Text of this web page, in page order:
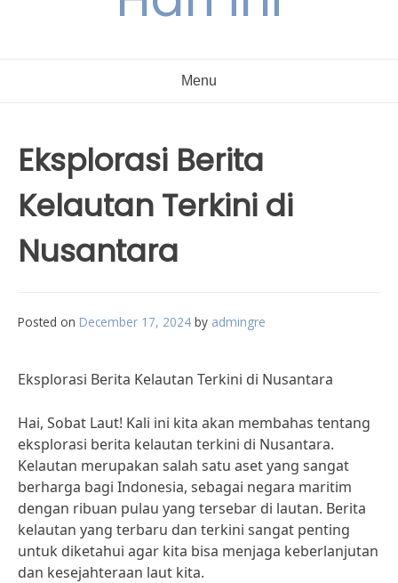
Menu
Eksplorasi Berita
Kelautan Terkini di
Nusantara
Posted on December 17, 2024 by admingre
Eksplorasi Berita Kelautan Terkini di Nusantara
Hai, Sobat Laut! Kali ini kita akan membahas tentang
eksplorasi berita kelautan terkini di Nusantara.
Kelautan merupakan salah satu aset yang sangat
berharga bagi Indonesia, sebagai negara maritim
dengan ribuan pulau yang tersebar di lautan. Berita
kelautan yang terbaru dan terkini sangat penting
untuk diketahui agar kita bisa menjaga keberlanjutan
dan kesejahteraan laut kita.